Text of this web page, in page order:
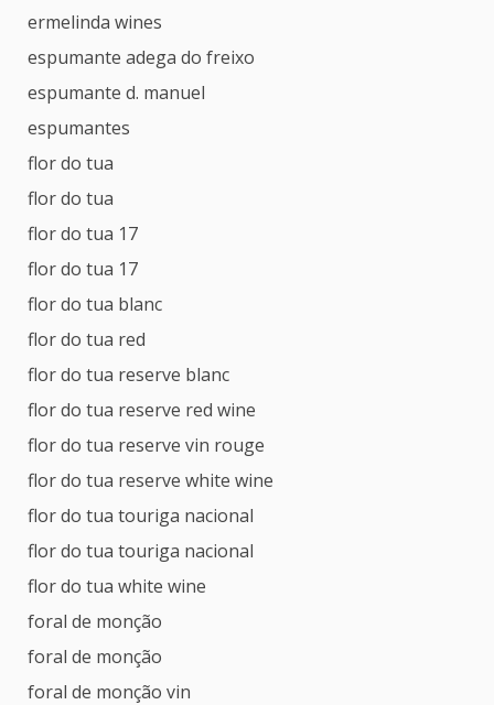
ermelinda wines
espumante adega do freixo
espumante d. manuel
espumantes
flor do tua
flor do tua
flor do tua 17
flor do tua 17
flor do tua blanc
flor do tua red
flor do tua reserve blanc
flor do tua reserve red wine
flor do tua reserve vin rouge
flor do tua reserve white wine
flor do tua touriga nacional
flor do tua touriga nacional
flor do tua white wine
foral de monção
foral de monção
foral de monção vin